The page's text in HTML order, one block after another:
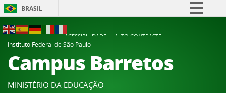
BRASIL
Participe
Acesso à informação
ACESSIBILIDADE
ALTO CONTRASTE
Instituto Federal de São Paulo
Campus Barretos
MINISTÉRIO DA EDUCAÇÃO